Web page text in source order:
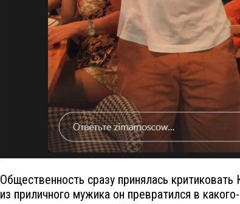
Общественность сразу принялась критиковать
из приличного мужика он превратился в